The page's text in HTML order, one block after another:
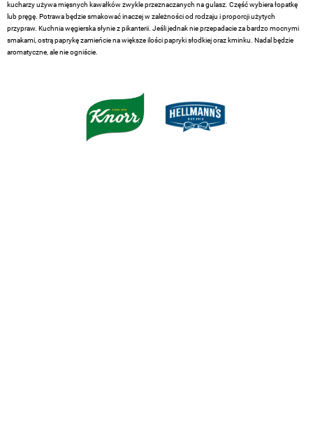
kucharzy używa mięsnych kawałków zwykle przeznaczanych na gulasz. Część wybiera łopatkę
lub pręgę. Potrawa będzie smakować inaczej w zależności od rodzaju i proporcji użytych
przypraw. Kuchnia węgierska słynie z pikanterii. Jeśli jednak nie przepadacie za bardzo mocnymi
smakami, ostrą paprykę zamieńcie na większe ilości papryki słodkiej oraz kminku. Nadal będzie
aromatyczne, ale nie ogniście.